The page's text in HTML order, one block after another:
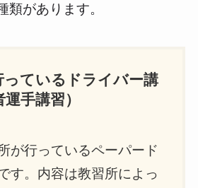
類があります。
っているドライバー講
手講習）
が行っているペーパード
す。内容は教習所によっ